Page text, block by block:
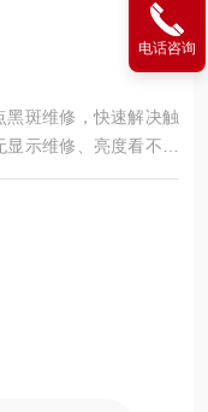
斑维修，快速解决触
示维修、亮度看不清
，液晶屏显示竖条、横
示灯不亮、触摸屏死
换触摸屏触摸偏移；
电话咨询